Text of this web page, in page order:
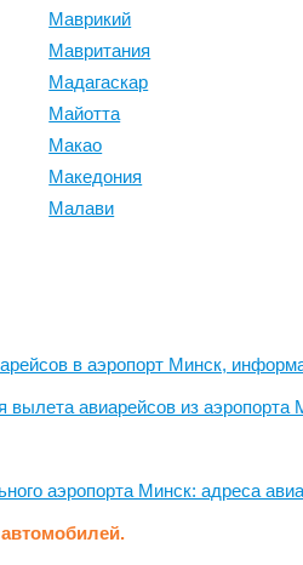
Маврикий
Мавритания
Мадагаскар
Майотта
Макао
Македония
Малави
в аэропорт Минск,
вылета авиарейсов из
аэропорта Минск: адреса